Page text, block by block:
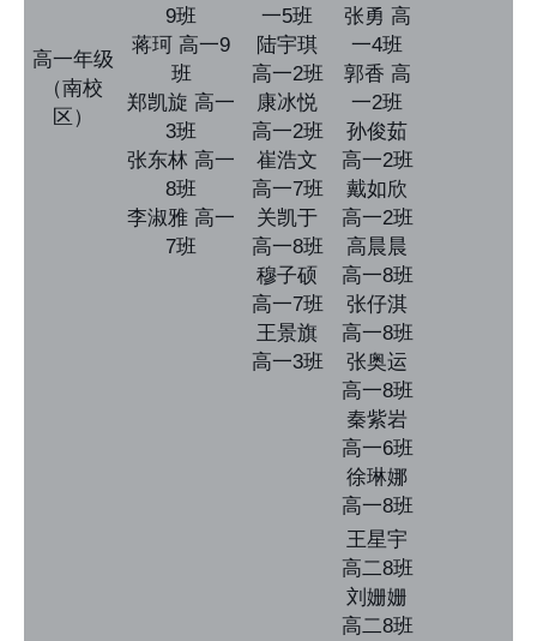
高一年级
（南校
区）
9班
蒋珂 高一9
班
郑凯旋 高一
3班
张东林 高一
8班
李淑雅 高一
7班
一5班
陆宇琪
高一2班
康冰悦
高一2班
崔浩文
高一7班
关凯于
高一8班
穆子硕
高一7班
王景旗
高一3班
张勇 高
一4班
郭香 高
一2班
孙俊茹
高一2班
戴如欣
高一2班
高晨晨
高一8班
张仔淇
高一8班
张奥运
高一8班
秦紫岩
高一6班
徐琳娜
高一8班
王星宇
高二8班
刘姗姗
高二8班